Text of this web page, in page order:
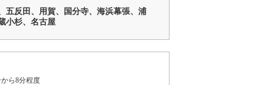
五反田、用賀、国分寺、海浜幕張、浦
小杉、名古屋
ら8分程度